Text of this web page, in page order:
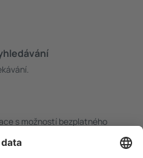
s možností bezplatného